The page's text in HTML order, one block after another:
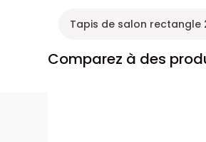
Tapis de salon rectangle
Comparez à des